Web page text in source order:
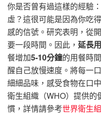
你是否曾有過這樣的經驗
虛？這很可能是因為你吃
感的信號。研究表明，從
要一段時間。因此， 延長
餐增加5-10分鐘的用餐時
醒自己放慢速度。將每一
細細品味，感受食物在口
衛生組織（WHO）提供的
慣，詳情請參考世界衛生